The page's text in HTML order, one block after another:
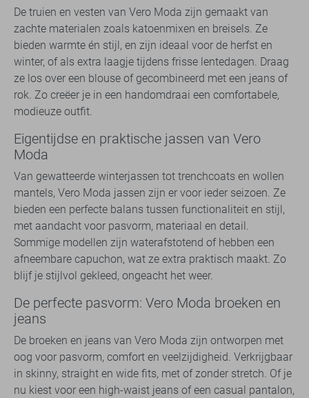
De truien en vesten van Vero Moda zijn gemaakt van
zachte materialen zoals katoenmixen en breisels. Ze
bieden warmte én stijl, en zijn ideaal voor de herfst en
winter, of als extra laagje tijdens frisse lentedagen. Draag
ze los over een blouse of gecombineerd met een jeans of
rok. Zo creëer je in een handomdraai een comfortabele,
modieuze outfit.
Eigentijdse en praktische jassen van Vero
Moda
Van gewatteerde winterjassen tot trenchcoats en wollen
mantels, Vero Moda jassen zijn er voor ieder seizoen. Ze
bieden een perfecte balans tussen functionaliteit en stijl,
met aandacht voor pasvorm, materiaal en detail.
Sommige modellen zijn waterafstotend of hebben een
afneembare capuchon, wat ze extra praktisch maakt. Zo
blijf je stijlvol gekleed, ongeacht het weer.
De perfecte pasvorm: Vero Moda broeken en
jeans
De broeken en jeans van Vero Moda zijn ontworpen met
oog voor pasvorm, comfort en veelzijdigheid. Verkrijgbaar
in skinny, straight en wide fits, met of zonder stretch. Of je
nu kiest voor een high-waist jeans of een casual pantalon,